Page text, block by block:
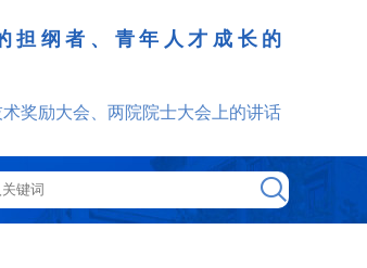
担纲者、青年人才成长的
奖励大会、两院院士大会上的讲话